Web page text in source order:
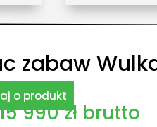
zabaw
o produkt
990zł brutto